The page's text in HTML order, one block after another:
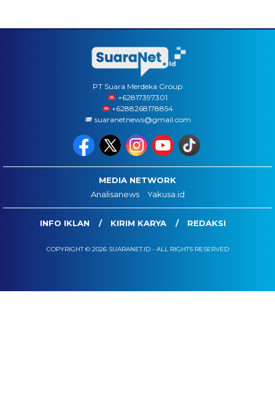
PT Suara Merdeka Group
‪+62817397301
+6288268178854
suaranetnews@gmail.com
MEDIA NETWORK
Analisanews
Yakusa.id
INFO IKLAN KIRIM KARYA REDAKSI
COPYRIGHT © 2026 SUARANET.ID - ALL RIGHTS RESERVED